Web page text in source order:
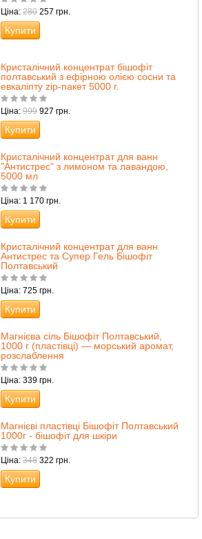
Ціна: 280 257 грн.
Купити
Кристалічний концентрат бішофіт
полтавський з ефірною олією сосни та
евкаліпту zip-пакет 5000 г.
Ціна: 999 927 грн.
Купити
Кристалічний концентрат для ванн
"Антистрес" з лимоном та лавандою,
5000 мл
Ціна: 1 170 грн.
Купити
Кристалічний концентрат для ванн
Антистрес та Супер Гель Бішофіт
Полтавський
Ціна: 725 грн.
Купити
Магнієва сіль Бішофіт Полтавський,
1000 г (пластівці) — морський аромат,
розслаблення
Ціна: 339 грн.
Купити
Магнієві пластівці Бішофіт Полтавський
1000г - бішофіт для шкіри
Ціна: 348 322 грн.
Купити